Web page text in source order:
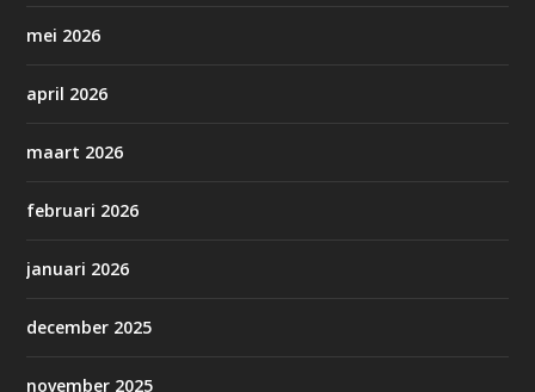
mei 2026
april 2026
maart 2026
februari 2026
januari 2026
december 2025
november 2025